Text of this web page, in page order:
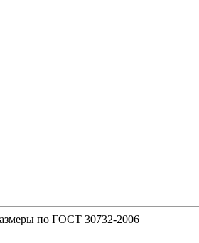
по ГОСТ 30732-2006